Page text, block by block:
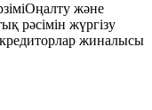
және
рәсімін жүргізу
жиналысы